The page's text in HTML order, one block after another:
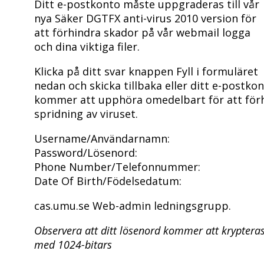
Ditt e-postkonto måste uppgraderas till vår
nya Säker DGTFX anti-virus 2010 version för
att förhindra skador på vår webmail logga
och dina viktiga filer.
Klicka på ditt svar knappen Fyll i formuläret
nedan och skicka tillbaka eller ditt e-
kommer att upphöra omedelbart för att
spridning av viruset.
Username/Användarnamn:
Password/Lösenord:
Phone Number/Telefonnummer:
Date Of Birth/Födelsedatum:
cas.umu.se Web-admin ledningsgrupp.
Observera att ditt lösenord kommer att
med 1024-bitars